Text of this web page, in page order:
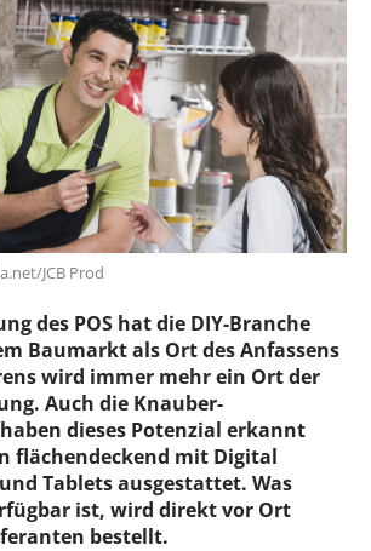
JCB Prod
des POS hat die DIY-Branche
Baumarkt als Ort des Anfassens
wird immer mehr ein Ort der
Auch die Knauber-
dieses Potenzial erkannt
flächendeckend mit Digital
Tablets ausgestattet. Was
ist, wird direkt vor Ort
bestellt.